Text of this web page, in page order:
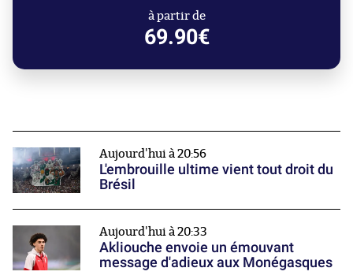
à partir de
69.90€
Aujourd'hui à 20:56
L'embrouille ultime vient tout droit du
Brésil
Aujourd'hui à 20:33
Akliouche envoie un émouvant
message d'adieux aux Monégasques